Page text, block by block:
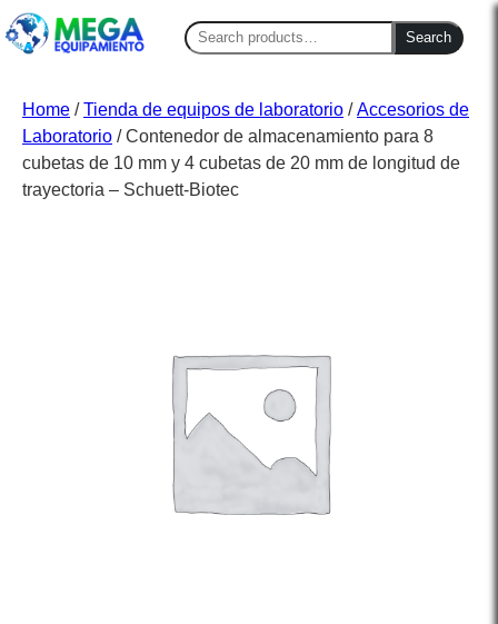
Search
for:
Search
Home /Tienda de equipos de laboratorio /Accesorios de
Laboratorio / Contenedor de almacenamiento para 8
cubetas de 10 mm y 4 cubetas de 20 mm de longitud de
trayectoria – Schuett-Biotec